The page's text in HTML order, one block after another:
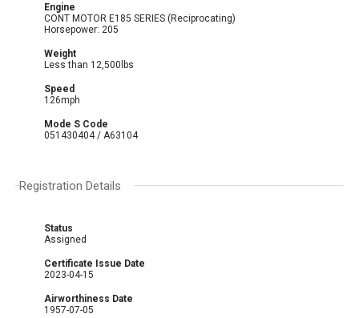
Engine
CONT MOTOR E185 SERIES (Reciprocating)
Horsepower: 205
Weight
Less than 12,500lbs
Speed
126mph
Mode S Code
051430404 / A63104
Registration Details
Status
Assigned
Certificate Issue Date
2023-04-15
Airworthiness Date
1957-07-05